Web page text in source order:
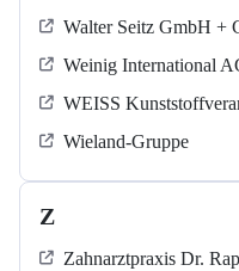
Walter Seitz GmbH +
Weinig International
WEISS
Wieland-Gruppe
Z
Zahnarztpraxis Dr.